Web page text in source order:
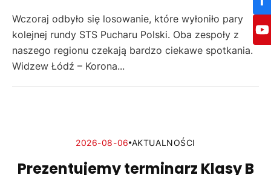
Wczoraj odbyło się losowanie, które wyłoniło pary
kolejnej rundy STS Pucharu Polski. Oba zespoły z
naszego regionu czekają bardzo ciekawe spotkania.
Widzew Łódź – Korona...
2026-08-06 AKTUALNOŚCI
Prezentujemy terminarz Klasy B